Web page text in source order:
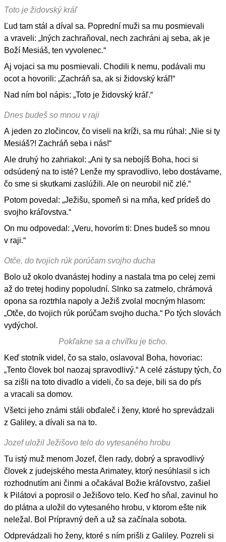
Toto je židovský kráľ
Ľud tam stál a díval sa. Poprední muži sa mu posmievali
a vraveli: „Iných zachraňoval, nech zachráni aj seba, ak je
Boží Mesiáš, ten vyvolenec.“
Aj vojaci sa mu posmievali. Chodili k nemu, podávali mu
ocot a hovorili: „Zachráň sa, ak si židovský kráľ!“
Nad ním bol nápis: „Toto je židovský kráľ.“
Dnes budeš so mnou v raji
A jeden zo zločincov, čo viseli na kríži, sa mu rúhal: „Nie si ty
Mesiáš?! Zachráň seba i nás!“
Ale druhý ho zahriakol: „Ani ty sa nebojíš Boha, hoci si
odsúdený na to isté? Lenže my spravodlivo, lebo dostávame,
čo sme si skutkami zaslúžili. Ale on neurobil nič zlé.“
Potom povedal: „Ježišu, spomeň si na mňa, keď prídeš do
svojho kráľovstva.“
On mu odpovedal: „Veru, hovorím ti: Dnes budeš so mnou
v raji.“
Otče, do tvojich rúk porúčam svojho ducha
Bolo už okolo dvanástej hodiny a nastala tma po celej zemi
až do tretej hodiny popoludní. Slnko sa zatmelo, chrámová
opona sa roztrhla napoly a Ježiš zvolal mocným hlasom:
„Otče, do tvojich rúk porúčam svojho ducha.“ Po tých slovách
vydýchol.
Pokľakne sa a chvíľku je ticho.
Keď stotník videl, čo sa stalo, oslavoval Boha, hovoriac:
„Tento človek bol naozaj spravodlivý.“ A celé zástupy tých, čo
sa zišli na toto divadlo a videli, čo sa deje, bili sa do pŕs
a vracali sa domov.
Všetci jeho známi stáli obďaleč i ženy, ktoré ho sprevádzali
z Galiley, a dívali sa na to.
Jozef uložil Ježišovo telo do vytesaného hrobu
Tu istý muž menom Jozef, člen rady, dobrý a spravodlivý
človek z judejského mesta Arimatey, ktorý nesúhlasil s ich
rozhodnutím ani činmi a očakával Božie kráľovstvo, zašiel
k Pilátovi a poprosil o Ježišovo telo. Keď ho sňal, zavinul ho
do plátna a uložil do vytesaného hrobu, v ktorom ešte nik
neležal. Bol Prípravný deň a už sa začínala sobota.
Odprevádzali ho ženy, ktoré s ním prišli z Galiley. Pozreli si